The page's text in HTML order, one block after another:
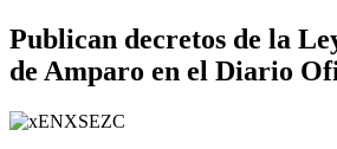
Publican decretos de la
de Amparo en el Diario